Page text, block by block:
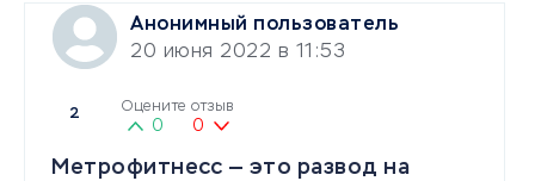
Анонимный пользователь
20 июня 2022 в 11:53
2 Оцените отзыв
0 0
Метрофитнесс — это развод на